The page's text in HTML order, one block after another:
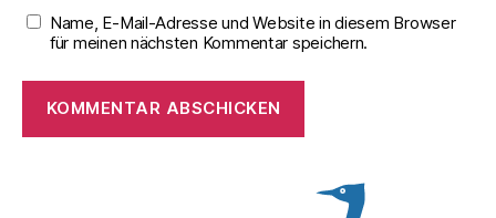
Name, E-Mail-Adresse und Website in diesem Browser
für meinen nächsten Kommentar speichern.